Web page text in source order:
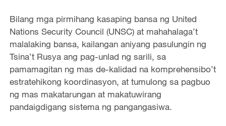
Bilang mga pirmihang kasaping bansa ng United
Nations Security Council (UNSC) at mahahalaga’t
malalaking bansa, kailangan aniyang pasulungin ng
Tsina’t Rusya ang pag-unlad ng sarili, sa
pamamagitan ng mas de-kalidad na komprehensibo’t
estratehikong koordinasyon, at tumulong sa pagbuo
ng mas makatarungan at makatuwirang
pandaigdigang sistema ng pangangasiwa.